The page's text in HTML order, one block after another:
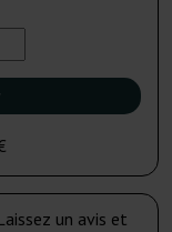
un avis et